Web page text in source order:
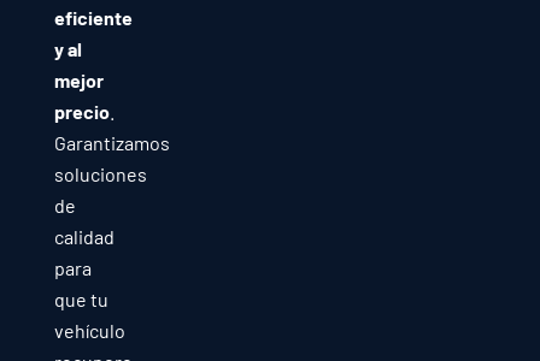
eficiente
y al
mejor
precio.
Garantizamos
soluciones
de
calidad
para
que tu
vehículo